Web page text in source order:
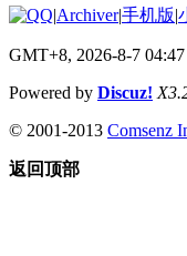
|Archiver|手机版|
GMT+8, 2026-8-7 04:47
Powered by Discuz!
© 2001-2013 Comsenz
返回顶部